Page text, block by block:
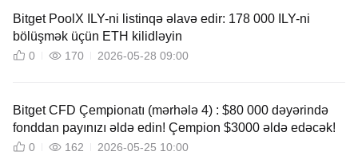
Bitget PoolX ILY-ni listinqə əlavə edir: 178 000 ILY-ni
bölüşmək üçün ETH kilidləyin
0 170 2026-05-28 09:00
Bitget CFD Çempionatı (mərhələ 4) : $80 000 dəyərində
fonddan payınızı əldə edin! Çempion $3000 əldə edəcək!
0 162 2026-05-25 10:00